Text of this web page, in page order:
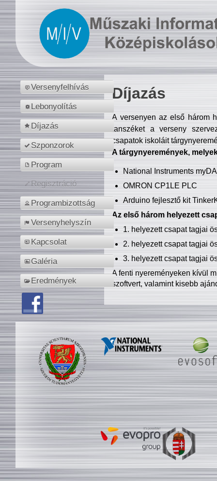
Versenyfelhívás
Lebonyolítás
Díjazás
Szponzorok
Program
Regisztráció
Programbizottság
Versenyhelyszín
Kapcsolat
Galéria
Eredmények
Díjazás
A versenyen az első három
tanszéket a verseny
csapatok iskoláit
A tárgynyeremények,
National Instruments
OMRON CP1LE PLC
Arduino fejlesztő kit
Az első három helyezett
1. helyezett csapat tagjai
2. helyezett csapat tagjai
3. helyezett csapat tagjai
A fenti nyereményeken kívül
szoftvert, valamint kisebb